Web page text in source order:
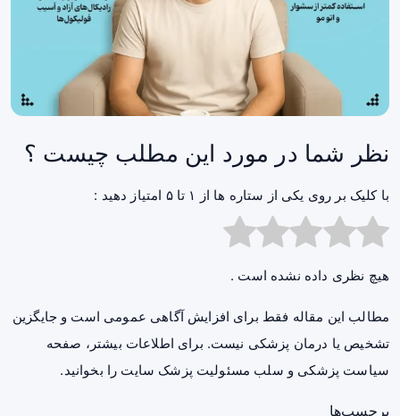
نظر شما در مورد این مطلب چیست ؟
با کلیک بر روی یکی از ستاره ها از ۱ تا ۵ امتیاز دهید :
هیچ نظری داده نشده است .
مطالب این مقاله فقط برای افزایش آگاهی عمومی است و جایگزین
تشخیص یا درمان پزشکی نیست. برای اطلاعات بیشتر، صفحه
سیاست پزشکی و سلب مسئولیت پزشک سایت را بخوانید.
برچسب‌ها